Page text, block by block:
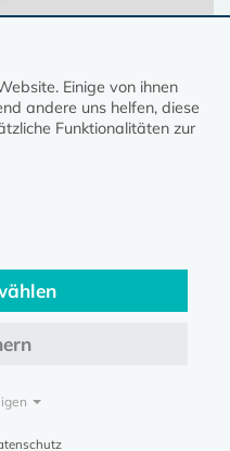
Portalkirche-mv.de
Vorpommern © 2026
Einige von ihnen
andere uns helfen, diese
Funktionalitäten zur